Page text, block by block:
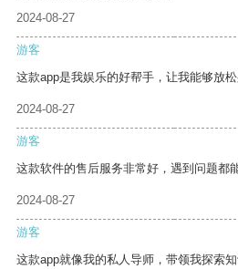
2024-08-27
游客
这款app是我娱乐的好帮手，让我能够放松
2024-08-27
游客
这款软件的售后服务非常好，遇到问题都
2024-08-27
游客
这款app就像我的私人导师，带领我探索知